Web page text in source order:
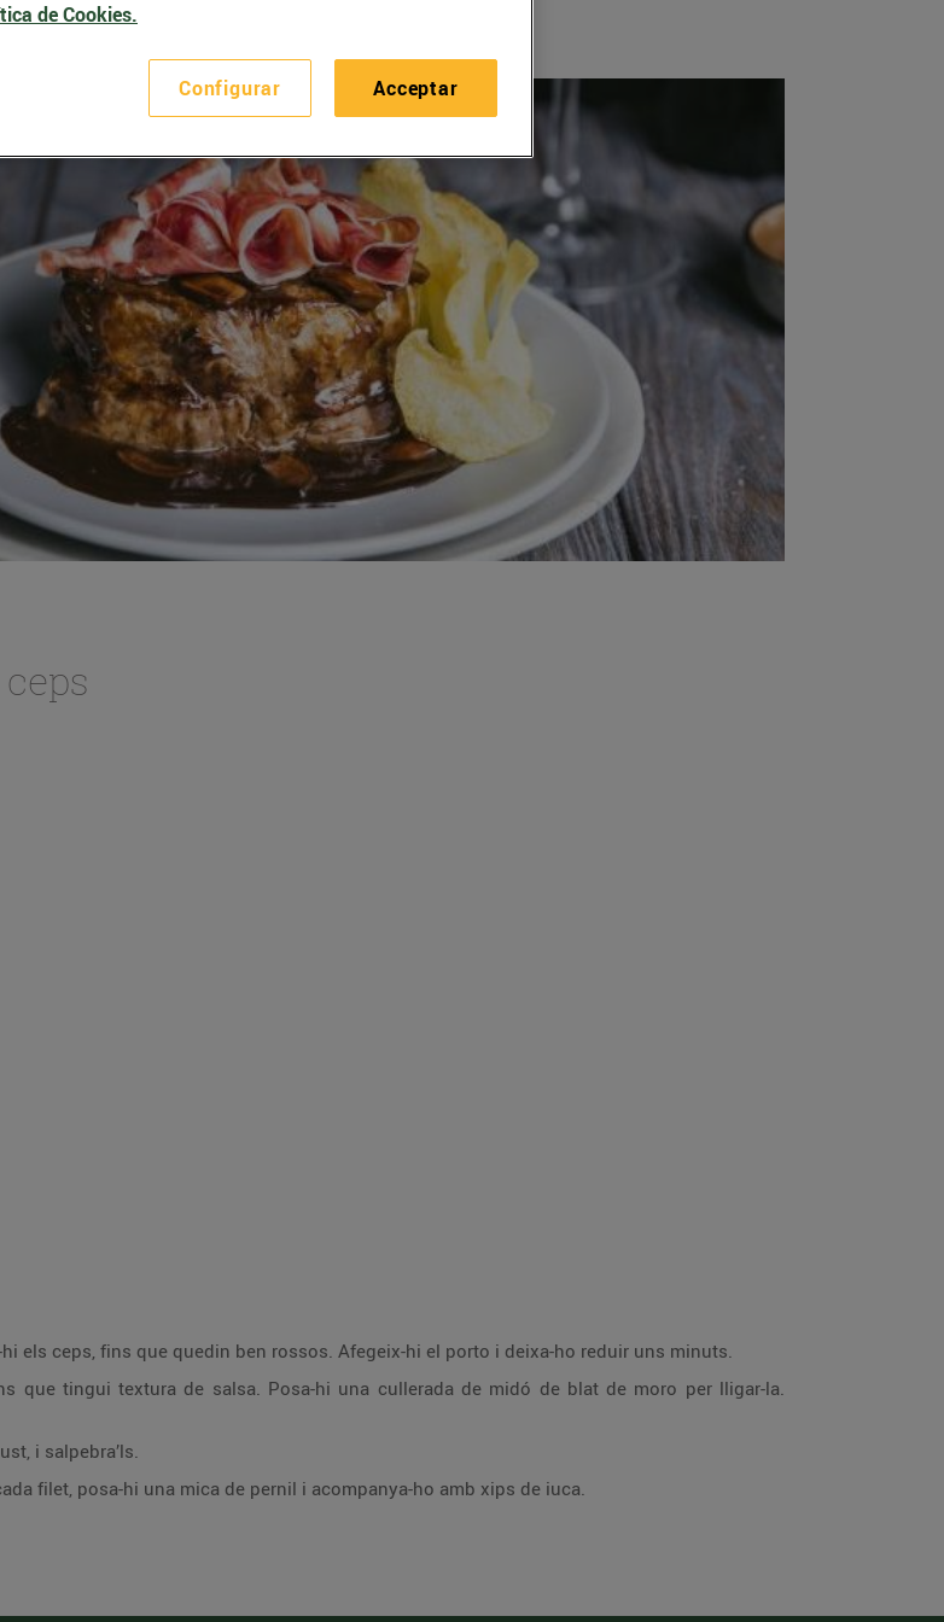
els ceps, fins que quedin ben rossos. Afegeix-hi el porto i deixa-ho reduir uns minuts.
que tingui textura de salsa. Posa-hi una cullerada de midó de blat de moro per lligar-la.
i salpebra’ls.
filet, posa-hi una mica de pernil i acompanya-ho amb xips de iuca.
de Cookies.
Configurar Acceptar